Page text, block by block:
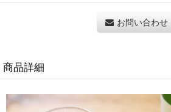
お問い合わせ
商品詳細